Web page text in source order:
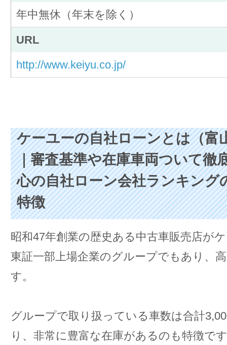
年中無休（年末を除く）
URL
http://www.keiyu.co.jp/
ケーユーの自社ローンとは（富
｜審査基準や在庫車両ついて徹
心の自社ローン会社ランキング
特徴
昭和47年創業の歴史ある中古車販売店が
東証一部上場企業のグループでもあり、
す。
グループで取り扱っている車数は合計
り、非常に豊富な在庫があるのも特徴で